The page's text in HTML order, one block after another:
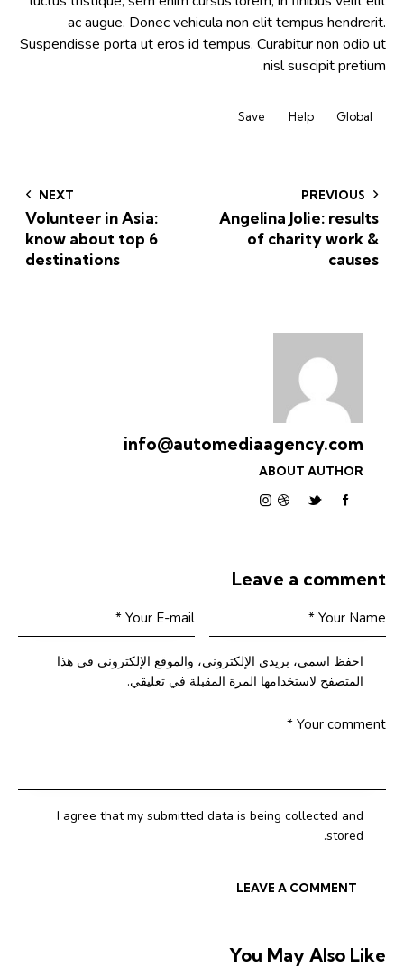
ac augue. Donec vehicula non elit tempus hendrerit.
Suspendisse porta ut eros id tempus. Curabitur non odio ut
nisl suscipit pretium.
Global
Help
Save
PREVIOUS
Angelina Jolie: results
of charity work &
causes
NEXT
Volunteer in Asia:
know about top 6
destinations
info@automediaagency.com
ABOUT AUTHOR
Leave a comment
احفظ اسمي، بريدي الإلكتروني، والموقع الإلكتروني في هذا
المتصفح لاستخدامها المرة المقبلة في تعليقي.
I agree that my submitted data is being collected and
stored.
You May Also Like